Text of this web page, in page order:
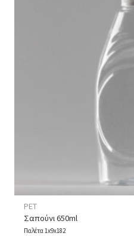
PET
Σαπούνι 650ml
Παλέτα 1x9x182